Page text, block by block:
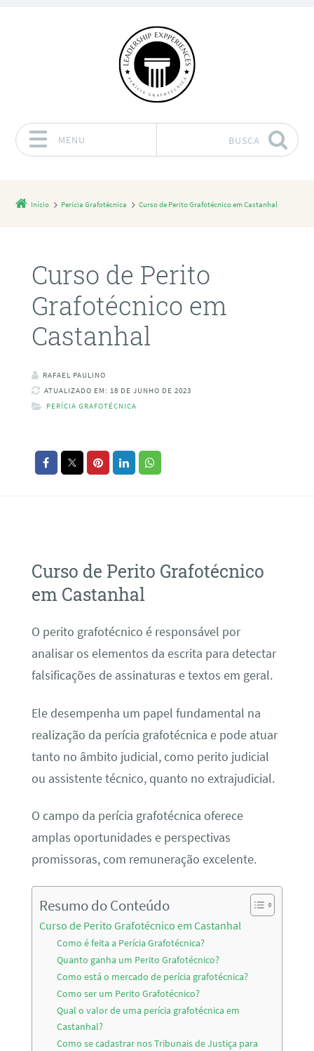
MENU BUSCA
Início Perícia Grafotécnica Curso de Perito Grafotécnico em Castanhal
Curso de Perito
Grafotécnico em
Castanhal
RAFAEL PAULINO
ATUALIZADO EM: 18 DE JUNHO DE 2023
PERÍCIA GRAFOTÉCNICA
Curso de Perito Grafotécnico
em Castanhal
O perito grafotécnico é responsável por
analisar os elementos da escrita para detectar
falsificações de assinaturas e textos em geral.
Ele desempenha um papel fundamental na
realização da perícia grafotécnica e pode atuar
tanto no âmbito judicial, como perito judicial
ou assistente técnico, quanto no extrajudicial.
O campo da perícia grafotécnica oferece
amplas oportunidades e perspectivas
promissoras, com remuneração excelente.
Resumo do Conteúdo
Curso de Perito Grafotécnico em Castanhal
Como é feita a Perícia Grafotécnica?
Quanto ganha um Perito Grafotécnico?
Como está o mercado de perícia grafotécnica?
Como ser um Perito Grafotécnico?
Qual o valor de uma perícia grafotécnica em
Castanhal?
Como se cadastrar nos Tribunais de Justiça para